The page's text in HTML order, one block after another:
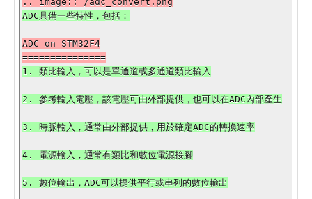
ADC on STM32F4
1. 類比輸入，可以是單通道或多通道類比輸入
2. 參考輸入電壓，該電壓可由外部提供，也可以在ADC內部產生
3. 時脈輸入，通常由外部提供，用於確定ADC的轉換速率
4. 電源輸入，通常有類比和數位電源接腳
5. 數位輸出，ADC可以提供平行或串列的數位輸出